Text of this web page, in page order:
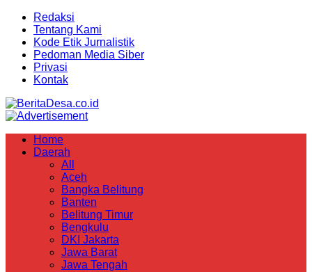
Redaksi
Tentang Kami
Kode Etik Jurnalistik
Pedoman Media Siber
Privasi
Kontak
Home
Daerah
All
Aceh
Bangka Belitung
Banten
Belitung Timur
Bengkulu
DKI Jakarta
Jawa Barat
Jawa Tengah